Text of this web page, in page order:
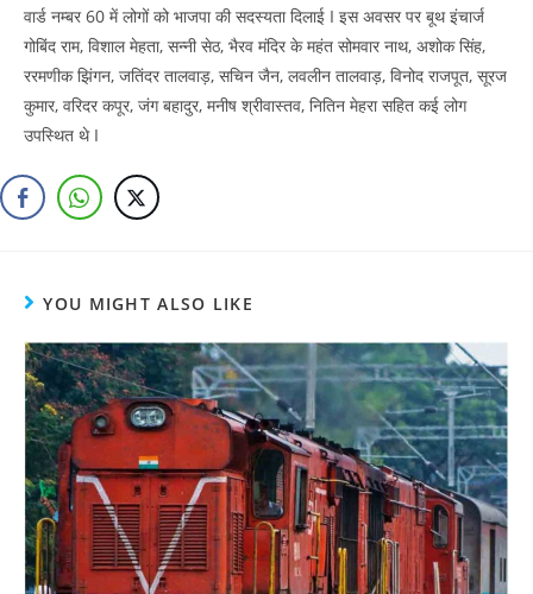
वार्ड नम्बर 60 में लोगों को भाजपा की सदस्यता दिलाई I इस अवसर पर बूथ इंचार्ज
गोबिंद राम, विशाल मेहता, सन्नी सेठ, भैरव मंदिर के महंत सोमवार नाथ, अशोक सिंह,
ररमणीक झिंगन, जतिंदर तालवाड़, सचिन जैन, लवलीन तालवाड़, विनोद राजपूत, सूरज
कुमार, वरिदर कपूर, जंग बहादुर, मनीष श्रीवास्तव, नितिन मेहरा सहित कई लोग
उपस्थित थे I
YOU MIGHT ALSO LIKE